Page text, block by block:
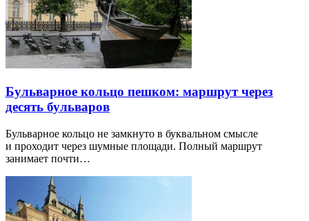
Бульварное кольцо пешком: маршрут через
десять бульваров
Бульварное кольцо не замкнуто в буквальном смысле
и проходит через шумные площади. Полный маршрут
занимает почти…